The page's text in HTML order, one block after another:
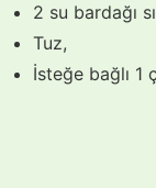
2 su bardağı
Tuz,
İsteğe bağlı 1